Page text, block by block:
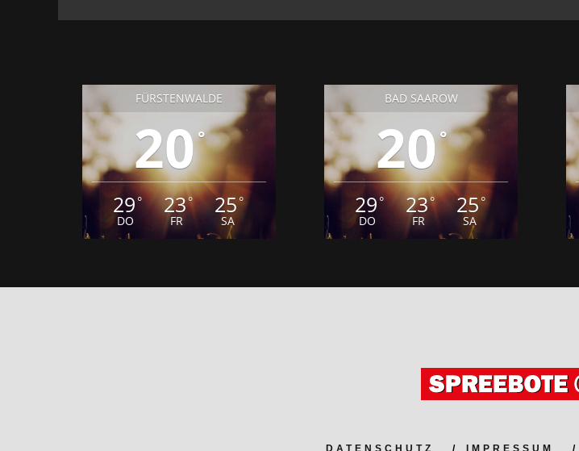
FÜRSTENWALDE
20°
29°
DO
23°
FR
25°
SA
BAD SAAROW
20°
29°
DO
23°
FR
25°
SA
DATENSCHUTZ IMPRESSUM